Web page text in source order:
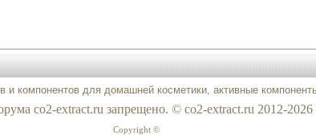
и компонентов для домашней косметики, активные
co2-extract.ru запрещено. © co2-extract.ru 2012-2026
Copyright ©